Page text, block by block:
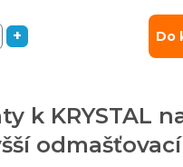
+ Do
k KRYSTAL